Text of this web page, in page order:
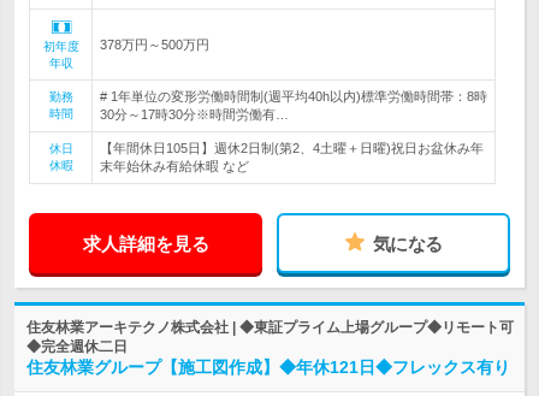
初年度
年収
378万円～500万円
勤務
時間
# 1年単位の変形労働時間制(週平均40h以内)標準労働時間帯：8時
30分～17時30分※時間労働有…
休日
休暇
【年間休日105日】週休2日制(第2、4土曜＋日曜)祝日お盆休み年
末年始休み有給休暇 など
求人詳細を見る 気になる
住友林業アーキテクノ株式会社 | ◆東証プライム上場グループ◆リモート可
◆完全週休二日
住友林業グループ【施工図作成】◆年休121日◆フレックス有り